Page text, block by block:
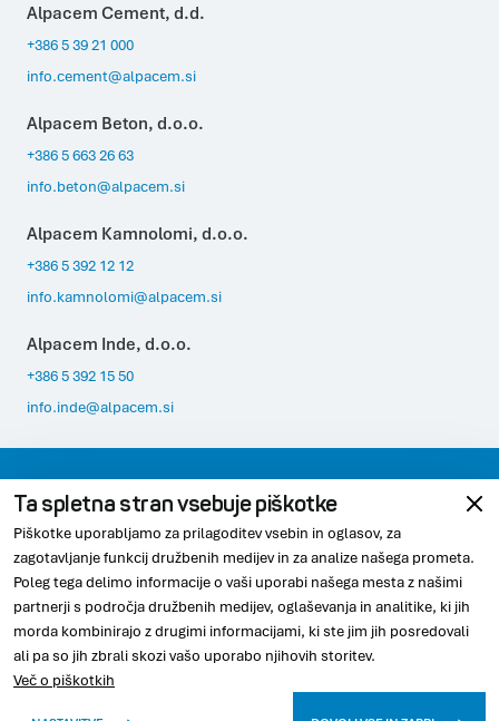
Alpacem Cement, d.d.
+386 5 39 21 000
info.cement@alpacem.si
Alpacem Beton, d.o.o.
+386 5 663 26 63
info.beton@alpacem.si
Alpacem Kamnolomi, d.o.o.
+386 5 392 12 12
info.kamnolomi@alpacem.si
Alpacem Inde, d.o.o.
+386 5 392 15 50
info.inde@alpacem.si
Varovanje podatkov Pravno obvestilo
Skladnost Piškotki
© 2026 Alpacem
Ta spletna stran vsebuje piškotke
Piškotke uporabljamo za prilagoditev vsebin in oglasov, za
zagotavljanje funkcij družbenih medijev in za analize našega prometa.
Poleg tega delimo informacije o vaši uporabi našega mesta z našimi
partnerji s področja družbenih medijev, oglaševanja in analitike, ki jih
morda kombinirajo z drugimi informacijami, ki ste jim jih posredovali
ali pa so jih zbrali skozi vašo uporabo njihovih storitev.
Več o piškotkih